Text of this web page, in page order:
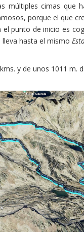
múltiples cimas que
porque el que
punto de inicio es
lleva hasta el mismo
y de unos 1011 m.
Twitter